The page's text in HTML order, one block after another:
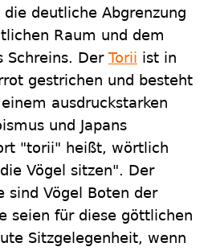
deutliche Abgrenzung
Raum und dem
Schreins. Der Torii ist in
gestrichen und besteht
ausdruckstarken
und Japans
"torii" heißt, wörtlich
Vögel sitzen". Der
sind Vögel Boten der
seien für diese göttlichen
Sitzgelegenheit, wenn